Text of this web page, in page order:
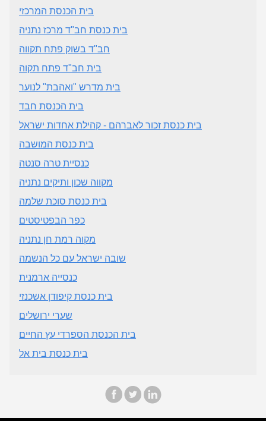
בית הכנסת המרכזי
בית כנסת חב"ד מרכז נתניה
חב"ד בשוק פתח תקווה
בית חב"ד פתח תקוה
בית מדרש "ואהבת" לנוער
בית הכנסת חבד
בית כנסת זכור לאברהם - קהילת אחדות ישראל
בית כנסת המושבה
כנסיית טרה סנטה
מקווה שכון ותיקים נתניה
בית כנסת סוכת שלמה
כפר הבפטיסטים
מקוה רמת חן נתניה
שובה ישראל עם כל הנשמה
כנסייה ארמנית
בית כנסת קיפודן אשכנזי
שערי ירושלים
בית הכנסת הספרדי עץ החיים
בית כנסת בית אל